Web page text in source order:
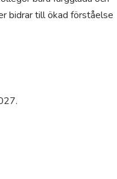
bidrar till ökad förståelse